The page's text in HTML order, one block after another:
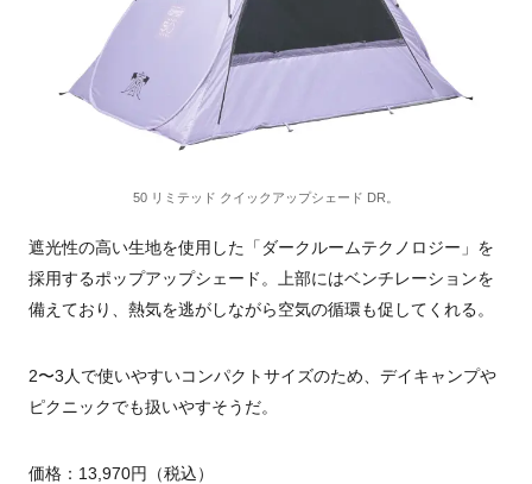
50 リミテッド クイックアップシェード DR。
遮光性の高い生地を使用した「ダークルームテクノロジー」を
採用するポップアップシェード。上部にはベンチレーションを
備えており、熱気を逃がしながら空気の循環も促してくれる。
2〜3人で使いやすいコンパクトサイズのため、デイキャンプや
ピクニックでも扱いやすそうだ。
価格：13,970円（税込）